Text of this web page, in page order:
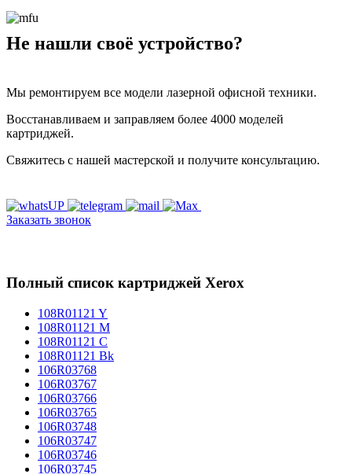
Не нашли своё устройство?
Мы ремонтируем все модели лазерной офисной техники.
Восстанавливаем и заправляем более 4000 моделей
картриджей.
Свяжитесь с нашей мастерской и получите консультацию.
Заказать звонок
Полный список картриджей Xerox
108R01121 Y
108R01121 M
108R01121 C
108R01121 Bk
106R03768
106R03767
106R03766
106R03765
106R03748
106R03747
106R03746
106R03745